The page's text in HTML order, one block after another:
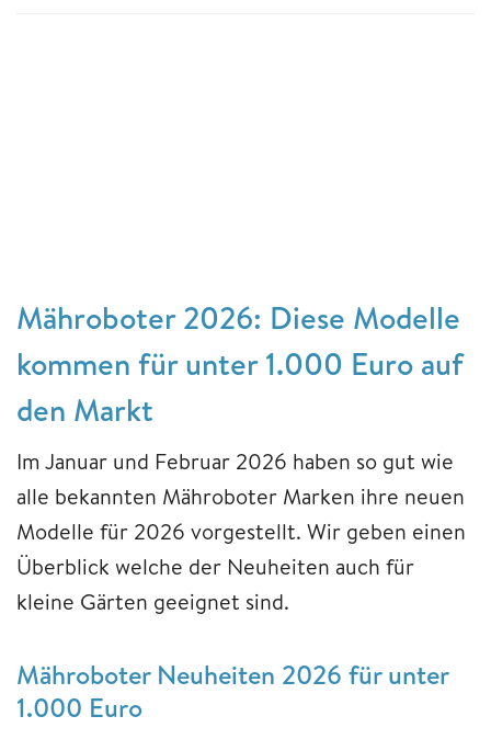
Mähroboter 2026: Diese Modelle
kommen für unter 1.000 Euro auf
den Markt
Im Januar und Februar 2026 haben so gut wie
alle bekannten Mähroboter Marken ihre neuen
Modelle für 2026 vorgestellt. Wir geben einen
Überblick welche der Neuheiten auch für
kleine Gärten geeignet sind.
Mähroboter Neuheiten 2026 für unter
1.000 Euro